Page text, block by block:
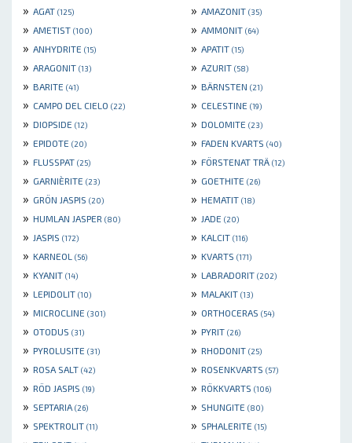
» AGAT (125) » AMAZONIT (35)
» AMETIST (100) » AMMONIT (64)
» ANHYDRITE (15) » APATIT (15)
» ARAGONIT (13) » AZURIT (58)
» BARITE (41) » BÄRNSTEN (21)
» CAMPO DEL CIELO (22) » CELESTINE (19)
» DIOPSIDE (12) » DOLOMITE (23)
» EPIDOTE (20) » FADEN KVARTS (40)
» FLUSSPAT (25) » FÖRSTENAT TRÄ (12)
» GARNIÈRITE (23) » GOETHITE (26)
» GRÖN JASPIS (20) » HEMATIT (18)
» HUMLAN JASPER (80) » JADE (20)
» JASPIS (172) » KALCIT (116)
» KARNEOL (56) » KVARTS (171)
» KYANIT (14) » LABRADORIT (202)
» LEPIDOLIT (10) » MALAKIT (13)
» MICROCLINE (301) » ORTHOCERAS (54)
» OTODUS (31) » PYRIT (26)
» PYROLUSITE (31) » RHODONIT (25)
» ROSA SALT (42) » ROSENKVARTS (57)
» RÖD JASPIS (19) » RÖKKVARTS (106)
» SEPTARIA (26) » SHUNGITE (80)
» SPEKTROLIT (11) » SPHALERITE (15)